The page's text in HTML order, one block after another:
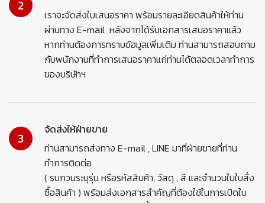
2
เราจะจัดส่งใบเสนอราคา พร้อมรายละเอียดสินค้าให้ท่าน
ผ่านทาง E-mail หลังจากได้รับเอกสารเสนอราคาแล้ว
หากท่านต้องการทราบข้อมูลเพิ่มเติม ท่านสามารถสอบถาม
กับพนักงานที่ทำการเสนอราคาแก่ท่านได้ตลอดเวลาทำการ
ของบริษัทฯ
3
จัดส่งให้ฝ่ายขาย
ท่านสามารถส่งทาง E-mail , LINE มาที่ฝ่ายขายที่ท่าน
ทำการติดต่อ
( รบกวนระบุรุ่น หรือรหัสสินค้า, วัสดุ , สี และจำนวนในใบสั่ง
ซื้อสินค้า ) พร้อมส่งเอกสารสำคัญที่ต้องใช้ในการเปิดใบ